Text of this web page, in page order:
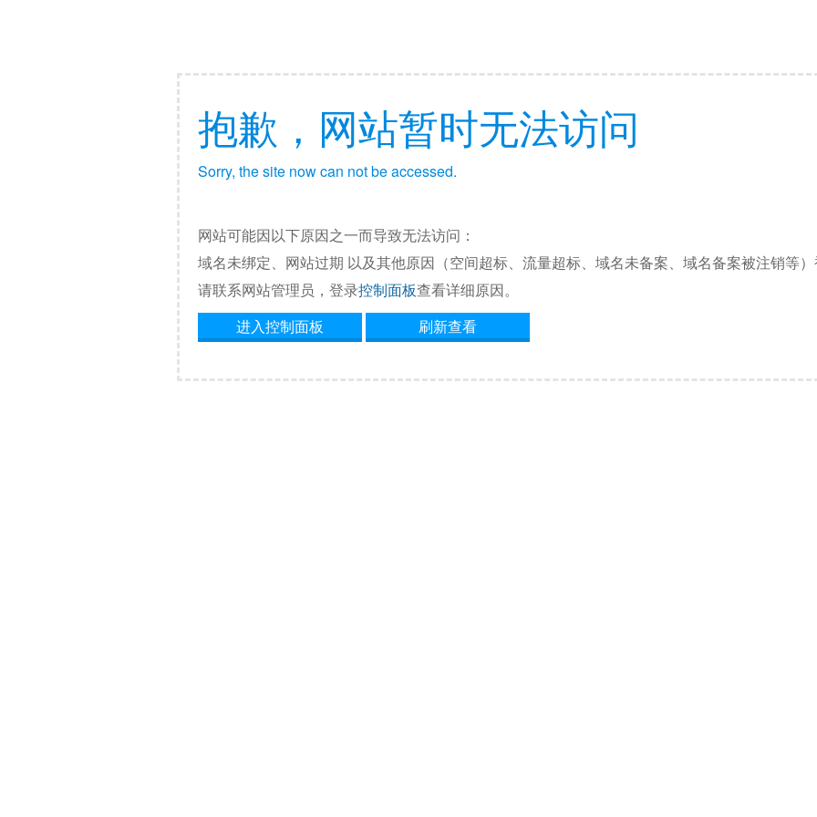
抱歉，网站暂时无法访问
Sorry, the site now can not be accessed.
网站可能因以下原因之一而导致无法访问：
域名未绑定、网站过期 以及其他原因（空间超标、流量超标、域名未备案、域名备案被注销等）
请联系网站管理员，登录控制面板查看详细原因。
进入控制面板
刷新查看